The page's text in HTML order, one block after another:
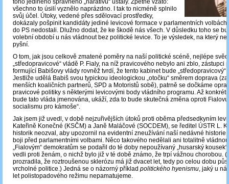
toho jediného správného „narativu“ ustaly. Zpětně vzato:
všechno to úsilí vyznělo naprázdno. I tak to nicméně splnilo
svůj účel. Útoky, vedené přes sdělovací prostředky,
dokázaly pošpinit kandidáty jediné levicové formace v parlamentních volbách
do PS nedostali. Dlužno dodat, že ke škodě nás všech. V důsledku toho se
volební období u nás vládnout bez politické levice. To je výsledek, na který
pyšní.
O tom, jak jsou celkově zmatené poměry na naší politické scéně, nejlépe
„středopravicové“ vládě P. Fialy, na níž pravicového nebylo ani zblo, zástupci
formující Babišovy vlády rovněž tvrdí, že tento kabinet bude
Jestliže udělá Babiš svou typickou ideologickou „otočku“ směrem doprava
menších koaličních partnerů, SPD a Motoristů sobě), patrně se dočkáme
pravicové politiky s některými levicovými body vládního programu. Až
bude tato vláda jmenována, ukáží, zda to bude skutečná změna oproti
socialismu pro kámoše“.
Jak jsem již uvedl, v době nejzuřivějších útoků proti oběma předsedkyním
Kateřině Konečné (KSČM) a Janě Maláčové (SOCDEM), se ředitel ÚSTR L.
historik neozval, aby upozornil na evidentní zneužívání naší nedávné historie
boji před parlamentními volbami. Něco takového nedělali ani totalitně
„Fialovým“ demokratům se podařil do té doby nepoužívaný „husarský
vedli proti ženám, o nichž bylo již v té době známo, že trpí vážnou chorobou.
prozradila, že roztroušenou sklerózu má již dvacet let, tedy po celou dobu
vrcholné politice.) Jedná se o názorný příklad politického hyenismu, jaký u
let polistopadového režimu nepamatujeme.